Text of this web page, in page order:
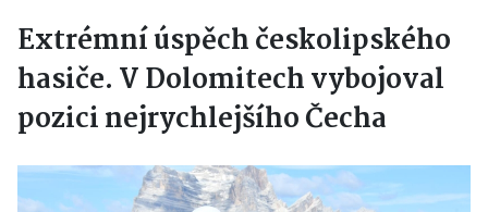
Extrémní úspěch českolipského
hasiče. V Dolomitech vybojoval
pozici nejrychlejšího Čecha